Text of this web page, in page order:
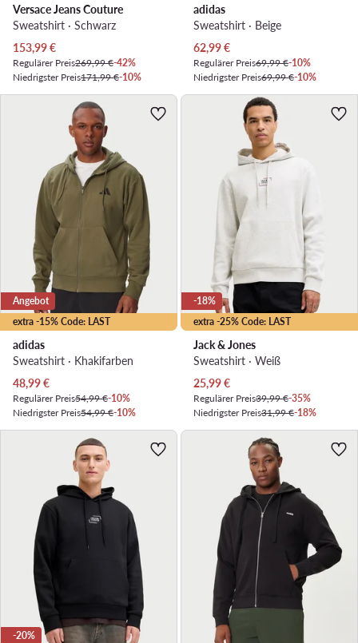
Versace Jeans Couture
Sweatshirt · Schwarz
Aktueller Preis
153,99€
Regulärer Preis269,99 €-42%
Niedrigster Preis171,99 €-10%
adidas
Sweatshirt · Beige
Aktueller Preis
62,99€
Regulärer Preis69,99 €-10%
Niedrigster Preis69,99 €-10%
extra -15% Code: LAST
Angebot
adidas
Sweatshirt · Khakifarben
Aktueller Preis
48,99€
Regulärer Preis54,99 €-10%
Niedrigster Preis54,99 €-10%
extra -25% Code: LAST
-18%
Jack & Jones
Sweatshirt · Weiß
Aktueller Preis
25,99€
Regulärer Preis39,99 €-35%
Niedrigster Preis31,99 €-18%
-20%